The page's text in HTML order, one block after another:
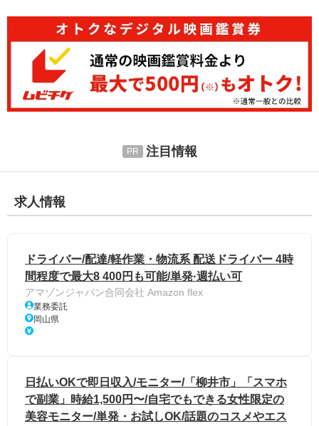
注目情報
求人情報
ドライバー/配達/軽作業・物流系 配送ドライバー 4時
間程度で最大8 400円も可能/単発·週払い可
アマゾンジャパン合同会社 Amazon flex
業務委託
岡山県
日払いOKで即日収入/モニター/「柳井市」「スマホ
で副業」時給1,500円〜/自宅でもできる女性限定の
美容モニター/単発・お試しOK/話題のコスメやエス